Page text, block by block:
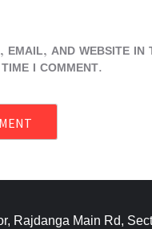
EMAIL, AND WEBSITE IN
I COMMENT.
Rajdanga Main Rd,